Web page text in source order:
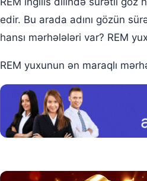
REM yuxusu
edir. Bu arada adını gözün
hansı mərhələləri var? REM
REM yuxunun ən maraqlı